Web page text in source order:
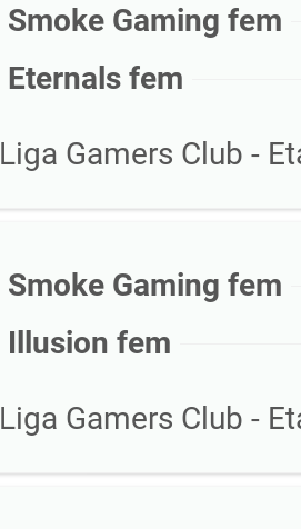
Smoke Gaming fem
Eternals fem
Liga Gamers Club -
Smoke Gaming fem
Illusion fem
Liga Gamers Club -